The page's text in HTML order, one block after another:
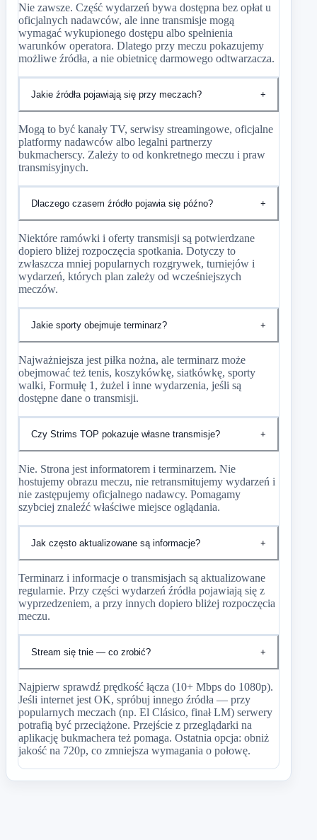
Nie zawsze. Część wydarzeń bywa dostępna bez opłat u
oficjalnych nadawców, ale inne transmisje mogą
wymagać wykupionego dostępu albo spełnienia
warunków operatora. Dlatego przy meczu pokazujemy
możliwe źródła, a nie obietnicę darmowego odtwarzacza.
Jakie źródła pojawiają się przy meczach? +
Mogą to być kanały TV, serwisy streamingowe, oficjalne
platformy nadawców albo legalni partnerzy
bukmacherscy. Zależy to od konkretnego meczu i praw
transmisyjnych.
Dlaczego czasem źródło pojawia się późno? +
Niektóre ramówki i oferty transmisji są potwierdzane
dopiero bliżej rozpoczęcia spotkania. Dotyczy to
zwłaszcza mniej popularnych rozgrywek, turniejów i
wydarzeń, których plan zależy od wcześniejszych
meczów.
Jakie sporty obejmuje terminarz? +
Najważniejsza jest piłka nożna, ale terminarz może
obejmować też tenis, koszykówkę, siatkówkę, sporty
walki, Formułę 1, żużel i inne wydarzenia, jeśli są
dostępne dane o transmisji.
Czy Strims TOP pokazuje własne transmisje? +
Nie. Strona jest informatorem i terminarzem. Nie
hostujemy obrazu meczu, nie retransmitujemy wydarzeń i
nie zastępujemy oficjalnego nadawcy. Pomagamy
szybciej znaleźć właściwe miejsce oglądania.
Jak często aktualizowane są informacje? +
Terminarz i informacje o transmisjach są aktualizowane
regularnie. Przy części wydarzeń źródła pojawiają się z
wyprzedzeniem, a przy innych dopiero bliżej rozpoczęcia
meczu.
Stream się tnie — co zrobić? +
Najpierw sprawdź prędkość łącza (10+ Mbps do 1080p).
Jeśli internet jest OK, spróbuj innego źródła — przy
popularnych meczach (np. El Clásico, finał LM) serwery
potrafią być przeciążone. Przejście z przeglądarki na
aplikację bukmachera też pomaga. Ostatnia opcja: obniż
jakość na 720p, co zmniejsza wymagania o połowę.